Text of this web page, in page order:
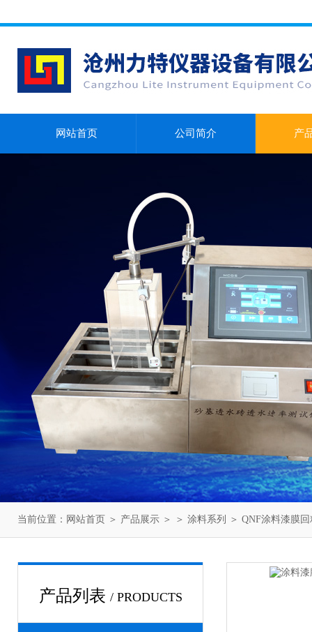
网站首页 公司简介 产
当前位置： 网站首页 ＞ 产品展示 ＞ ＞ 涂料系列 ＞ QNF涂料漆膜
产品列表 / PRODUCTS